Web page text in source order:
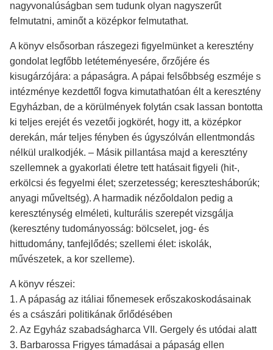
nagyvonalúságban sem tudunk olyan nagyszerűt
felmutatni, aminőt a középkor felmutathat.
A könyv elsősorban rászegezi figyelmünket a keresztény
gondolat legfőbb letéteményesére, őrzőjére és
kisugárzójára: a pápaságra. A pápai felsőbbség eszméje s
intézménye kezdettől fogva kimutathatóan élt a keresztény
Egyházban, de a körülmények folytán csak lassan bontotta
ki teljes erejét és vezetői jogkörét, hogy itt, a középkor
derekán, már teljes fényben és úgyszólván ellentmondás
nélkül uralkodjék. – Másik pillantása majd a keresztény
szellemnek a gyakorlati életre tett hatásait figyeli (hit-,
erkölcsi és fegyelmi élet; szerzetesség; keresztesháborúk;
anyagi műveltség). A harmadik nézőoldalon pedig a
kereszténység elméleti, kulturális szerepét vizsgálja
(keresztény tudományosság: bölcselet, jog- és
hittudomány, tanfejlődés; szellemi élet: iskolák,
művészetek, a kor szelleme).
A könyv részei:
1. A pápaság az itáliai főnemesek erőszakoskodásainak
és a császári politikának őrlődésében
2. Az Egyház szabadságharca VII. Gergely és utódai alatt
3. Barbarossa Frigyes támadásai a pápaság ellen